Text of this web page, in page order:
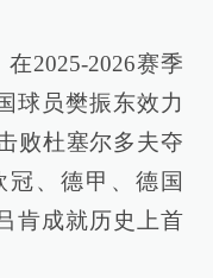
2025-2026赛季
球员樊振东效力
败杜塞尔多夫夺
、德甲、德国
肯成就历史上首